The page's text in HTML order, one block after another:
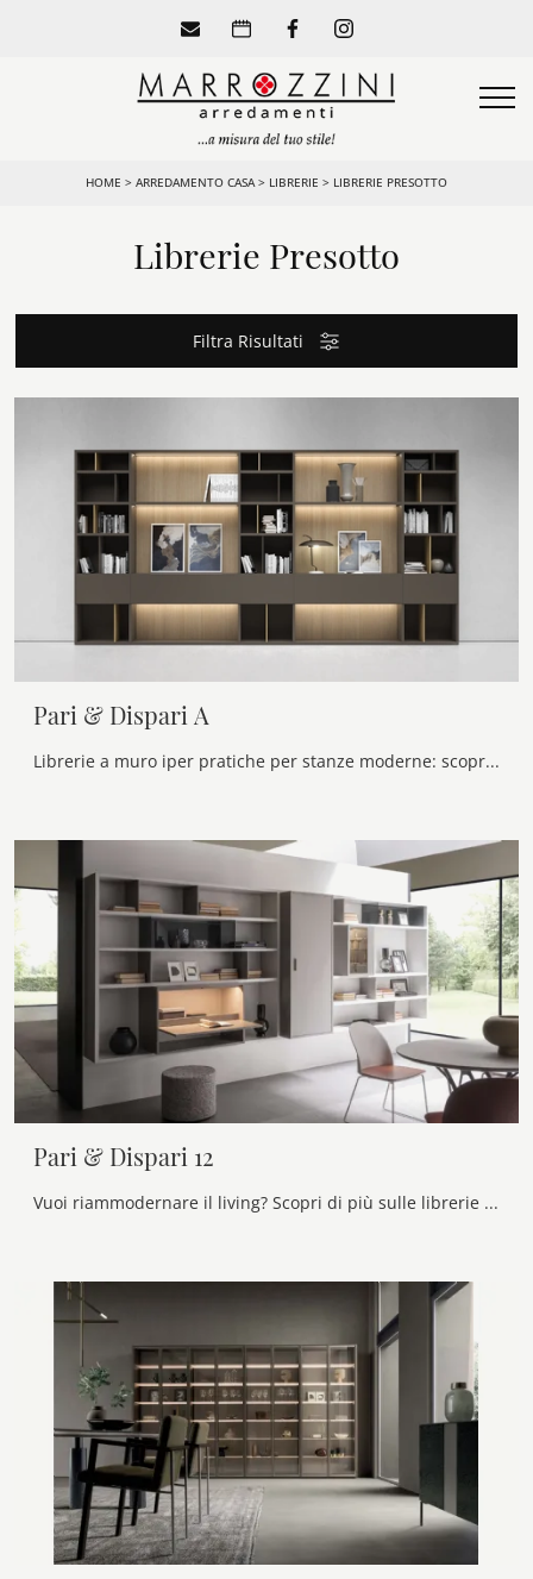
HOME > ARREDAMENTO CASA> LIBRERIE > LIBRERIE PRESOTTO
Librerie Presotto
Filtra Risultati
Pari & Dispari A
Librerie a muro iper pratiche per stanze moderne: scopri di più sul modello Pari & Dispari A della marca Presotto!
Pari & Dispari 12
Vuoi riammodernare il living? Scopri di più sulle librerie moderne sospese e arreda i tuoi locali con il modello Pari & Dispari 12.